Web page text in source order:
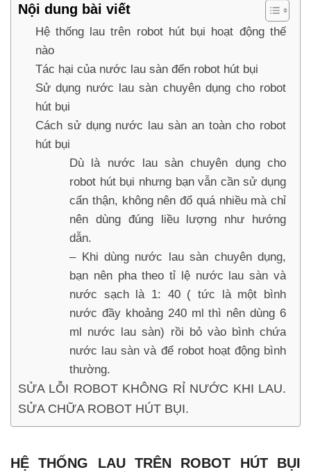
Nội dung bài viết
Hệ thống lau trên robot hút bụi hoạt động thế
nào
Tác hại của nước lau sàn đến robot hút bụi
Sử dụng nước lau sàn chuyên dụng cho robot
hút bụi
Cách sử dụng nước lau sàn an toàn cho robot
hút bụi
Dù là nước lau sàn chuyên dụng cho
robot hút bụi nhưng bạn vẫn cần sử dụng
cẩn thận, không nên đổ quá nhiều mà chỉ
nên dùng đúng liều lượng như hướng
dẫn.
– Khi dùng nước lau sàn chuyên dụng,
bạn nên pha theo tỉ lệ nước lau sàn và
nước sạch là 1: 40 ( tức là một bình
nước đầy khoảng 240 ml thì nên dùng 6
ml nước lau sàn) rồi bỏ vào bình chứa
nước lau sàn và để robot hoạt động bình
thường.
SỬA LỖI ROBOT KHÔNG RỈ NƯỚC KHI LAU.
SỬA CHỮA ROBOT HÚT BỤI.
HỆ THỐNG LAU TRÊN ROBOT HÚT BỤI